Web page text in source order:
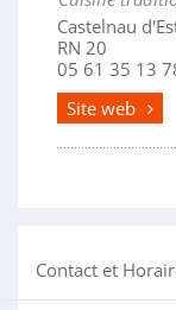
Castelnau
RN 20
05 61 35 13
Site web
Contact et